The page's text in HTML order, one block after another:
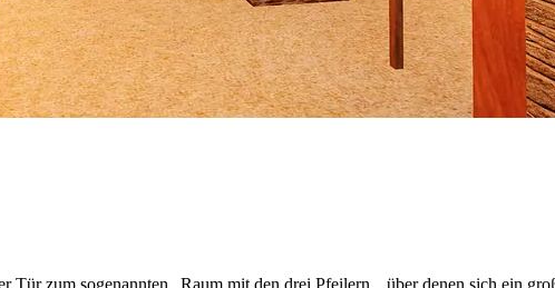
zum sogenannten „Raum mit den drei Pfeilern„, über denen sich ein